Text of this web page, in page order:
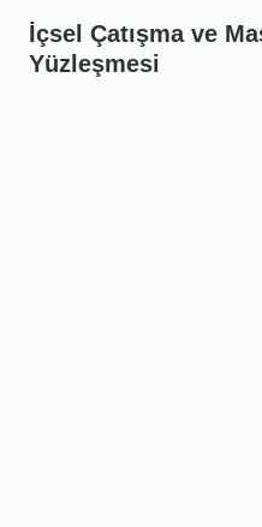
İçsel Çatışma ve
Yüzleşmesi